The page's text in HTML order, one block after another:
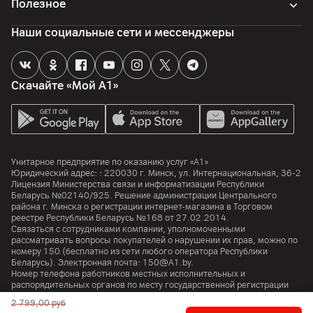
2 799,00 руб
Samsung Exynos 2400
Количество ядер
Частота процессора
3100МГц
Аккумулятор
Тип аккумулятора
Li-ion
Емкость аккумулятора
4900мАч
Поддержка технологии быстрой зарядки
да
Полезное
Скачайте «Мой А1»
Наши социальные сети и мессенджеры
Унитарное предприятие по оказанию услуг «А1»
Юридический адрес: : 220030 г. Минск, ул. Интернациональная, 36-2
Лицензия Министерства связи и информатизации Республики
Беларусь №02140/925. Решение администрации Центрального
района г. Минска о регистрации интернет-магазина в Торговом
реестре Республики Беларусь №168 от 27.02.2014.
Связаться с сотрудниками компании, уполномоченными
рассматривать вопросы покупателей о нарушении их прав, можно по
номеру 150 (бесплатно из сети любого оператора Республики
Беларусь). Электронная почта: 150@A1.by.
Номер телефона работников местных исполнительных и
распорядительных органов по месту государственной регистрации
рассматривать обращения покупателей:
+375 17 374 01 46.